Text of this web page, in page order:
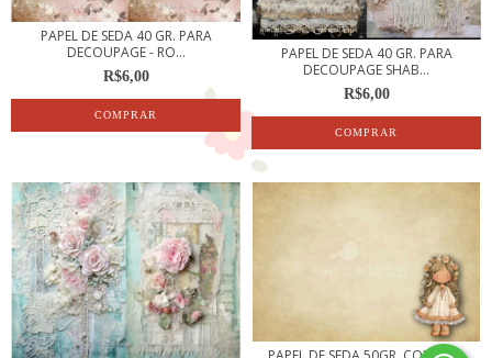
PAPEL DE SEDA 40 GR. PARA
DECOUPAGE - RO...
R$6,00
PAPEL DE SEDA 40 GR. PARA
DECOUPAGE SHAB...
R$6,00